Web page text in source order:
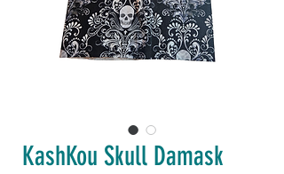
KashKou Skull Damask